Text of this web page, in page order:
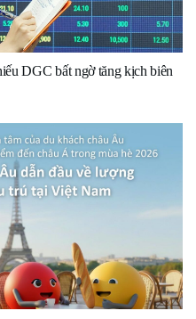
DGC bất ngờ tăng kịch biên